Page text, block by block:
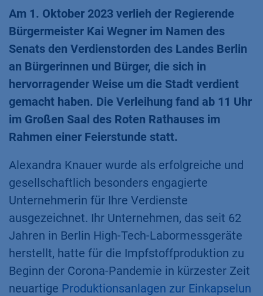
Am 1. Oktober 2023 verlieh der Regierende
Bürgermeister Kai Wegner im Namen des
Senats den Verdienstorden des Landes Berlin
an Bürgerinnen und Bürger, die sich in
hervorragender Weise um die Stadt verdient
gemacht haben. Die Verleihung fand ab 11 Uhr
im Großen Saal des Roten Rathauses im
Rahmen einer Feierstunde statt.
Alexandra Knauer wurde als erfolgreiche und
gesellschaftlich besonders engagierte
Unternehmerin für Ihre Verdienste
ausgezeichnet. Ihr Unternehmen, das seit 62
Jahren in Berlin High-Tech-Labormessgeräte
herstellt, hatte für die Impfstoffproduktion zu
Beginn der Corona-Pandemie in kürzester Zeit
neuartige Produktionsanlagen zur Einkapselun